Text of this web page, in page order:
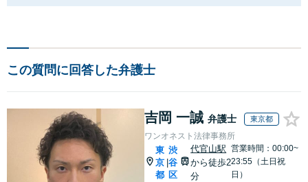
この質問に回答した弁護士
吉岡 一誠 弁護士 東京都
ワンオネスト法律事務所
東
京
都
|
渋
谷
区
代官山駅
から徒歩2
分
営業時間：00:00~
23:55（土日祝
日）